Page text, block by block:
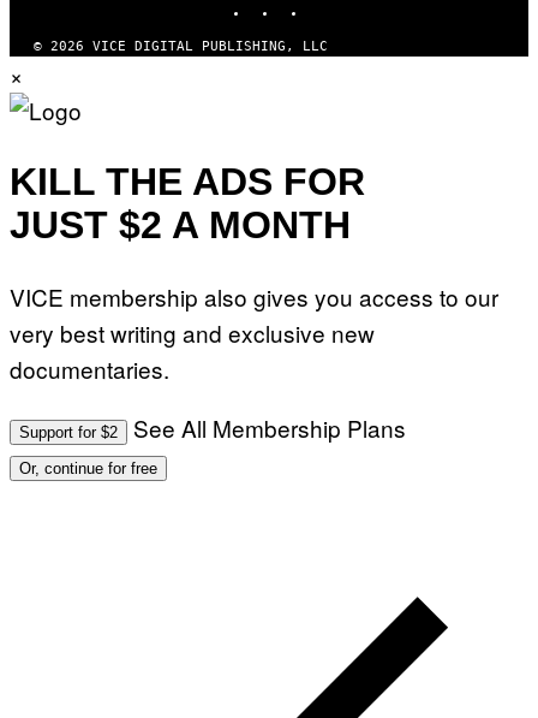
© 2026 VICE DIGITAL PUBLISHING, LLC
×
KILL THE ADS FOR
JUST $2 A MONTH
VICE membership also gives you access to our
very best writing and exclusive new
documentaries.
Support for $2 See All Membership Plans
Or, continue for free